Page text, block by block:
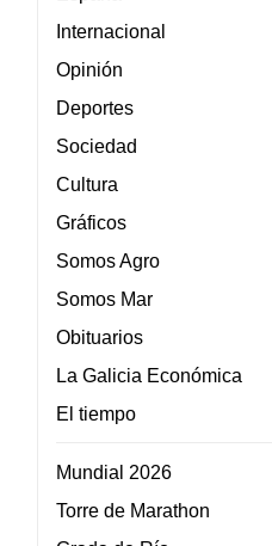
Internacional
Opinión
Deportes
Sociedad
Cultura
Gráficos
Somos Agro
Somos Mar
Obituarios
La Galicia Económica
El tiempo
Mundial 2026
Torre de Marathon